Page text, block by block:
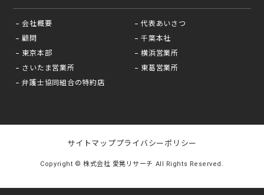
会社概要
代表あいさつ
顧問
千葉本社
東京本部
横浜営業所
さいたま営業所
東葛営業所
弁護士協同組合の特約店
サイトマッププライバシーポリシー
Copyright © 株式会社 愛晃リサーチ All Rights Reserved.